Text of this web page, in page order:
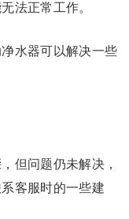
法正常工作。
水器可以解决一些
但问题仍未解决，
客服时的一些建